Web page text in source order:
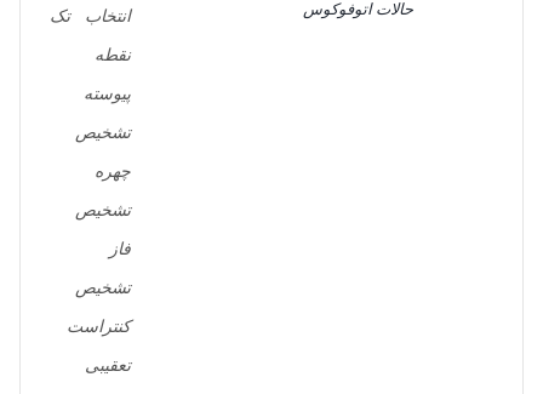
حالات اتوفوکوس
انتخاب تک
نقطه
پیوسته
تشخیص
چهره
تشخیص
فاز
تشخیص
کنتراست
تعقیبی